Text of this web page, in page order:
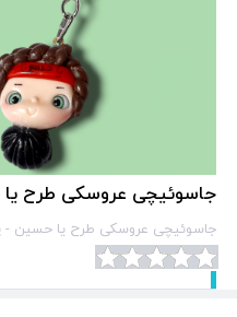
جاسوئیچی عروسکی طرح
جاسوئیچی عروسکی طرح یا حسین -